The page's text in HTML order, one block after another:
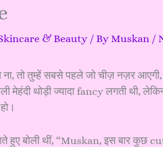
& Beauty / By Muskan /
तो तुम्हें सबसे पहले जो चीज़ नज़र आएगी,
थोड़ी ज्यादा fancy लगती थी,
हुए बोली थीं, “Muskan, इस बार